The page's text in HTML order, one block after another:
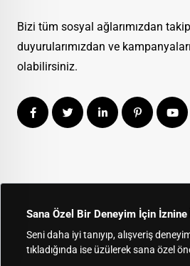
Bizi tüm sosyal ağlarımızdan
duyurularımızdan ve
olabilirsiniz.